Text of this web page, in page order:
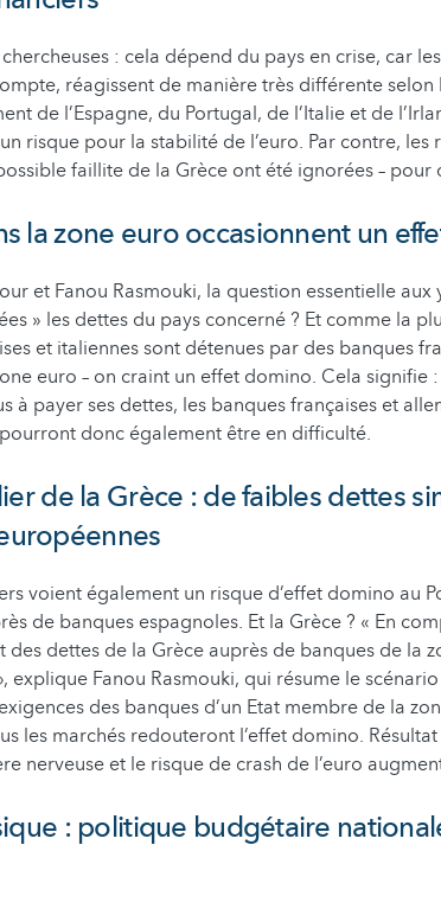
: cela dépend du pays en crise, car
réagissent de manière très différente selon
de l’Espagne, du Portugal, de l’Italie et de
risque pour la stabilité de l’euro. Par contre, les
faillite de la Grèce ont été ignorées – pour
la zone euro occasionnent un
et Fanou Rasmouki, la question essentielle aux
» les dettes du pays concerné ? Et comme la
et italiennes sont détenues par des banques
euro – on craint un effet domino. Cela signifie :
à payer ses dettes, les banques françaises et
pourront donc également être en difficulté.
de la Grèce : de faibles dettes
voient également un risque d’effet domino au
de banques espagnoles. Et la Grèce ? « En
des dettes de la Grèce auprès de banques de la
explique Fanou Rasmouki, qui résume le
des banques d’un Etat membre de la
les marchés redouteront l’effet domino.
nerveuse et le risque de crash de l’euro
: politique budgétaire